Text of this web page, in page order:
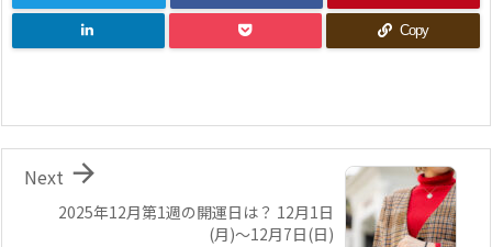
Copy
2025年12月第1週の開運日は？ 12月1日
(月)～12月7日(日)

Next